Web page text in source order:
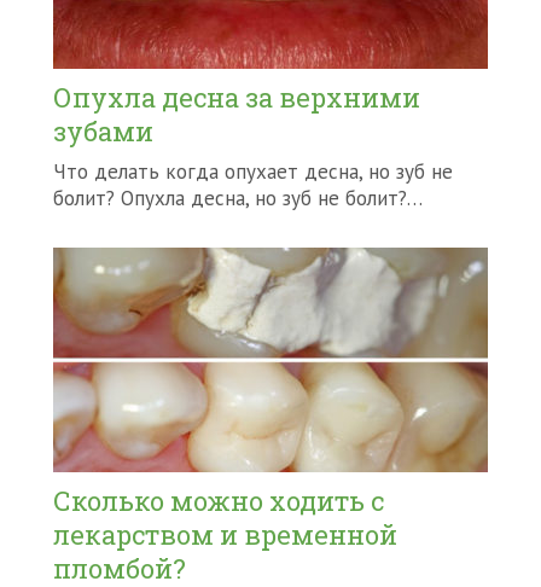
Опухла десна за верхними
зубами
Что делать когда опухает десна, но зуб не
болит? Опухла десна, но зуб не болит?…
Сколько можно ходить с
лекарством и временной
пломбой?